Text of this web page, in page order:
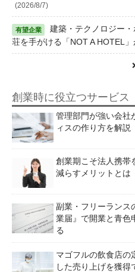
(2026/8/7)
建築・テクノロジー
荘を手がける「NOT A HOTEL
創業時に役立つサービス
管理部門が強い会社
ィスの作り方を解説
創業期こそ法人携帯
減らすメリットとは
副業・フリーランス
業届』で開業と青色
る
マゴフルの飲食店の
した売り上げを獲得